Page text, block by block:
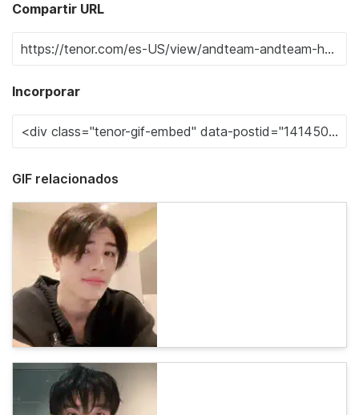
Compartir URL
Incorporar
GIF relacionados